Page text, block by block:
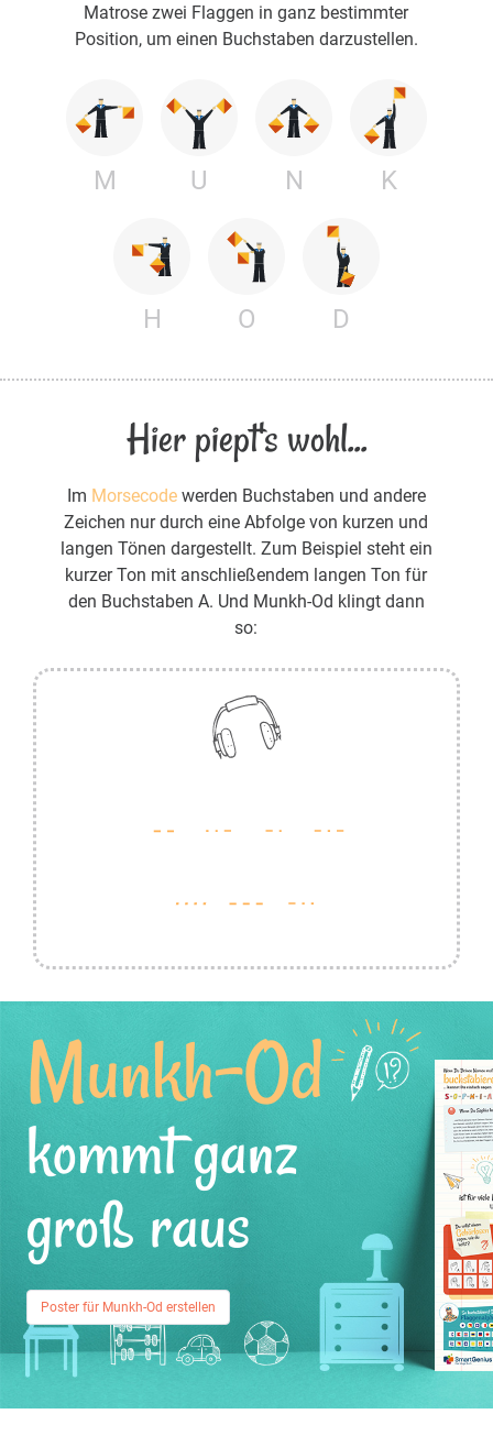
Matrose zwei Flaggen in ganz bestimmter
Position, um einen Buchstaben darzustellen.
M U N K
H O D
Hier piept's wohl...
Im Morsecodewerden Buchstaben und andere
Zeichen nur durch eine Abfolge von kurzen und
langen Tönen dargestellt. Zum Beispiel steht ein
kurzer Ton mit anschließendem langen Ton für
den Buchstaben A. Und Munkh-Od klingt dann
so:
Munkh-Od
kommt ganz
groß raus
Poster für Munkh-Od erstellen